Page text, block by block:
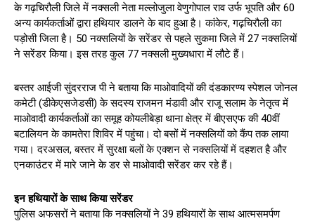
के गढ़चिरौली जिले में नक्सली नेता मल्लोजुला वेणुगोपाल राव उर्फ भूपति और 60
अन्य कार्यकर्ताओं द्वारा हथियार डालने के बाद हुआ है। कांकेर, गढ़चिरौली का
पड़ोसी जिला है। 50 नक्सलियों के सरेंडर से पहले सुकमा जिले में 27 नक्सलियों
ने सरेंडर किया। इस तरह कुल 77 नक्सली मुख्यधारा में लौटे हैं।
बस्तर आईजी सुंदरराज पी ने बताया कि माओवादियों की दंडकारण्य स्पेशल जोनल
कमेटी (डीकेएसजेडसी) के सदस्य राजमन मंडावी और राजू सलाम के नेतृत्व में
माओवादी कार्यकर्ताओं का समूह कोयलीबेड़ा थाना क्षेत्र में बीएसएफ की 40वीं
बटालियन के कामतेरा शिविर में पहुंचा। दो बसों में नक्सलियों को कैंप तक लाया
गया। दरअसल, बस्तर में सुरक्षा बलों के एक्शन से नक्सलियों में दहशत है और
एनकाउंटर में मारे जाने के डर से माओवादी सरेंडर कर रहे हैं।
इन हथियारों के साथ किया सरेंडर
पुलिस अफसरों ने बताया कि नक्सलियों ने 39 हथियारों के साथ आत्मसमर्पण